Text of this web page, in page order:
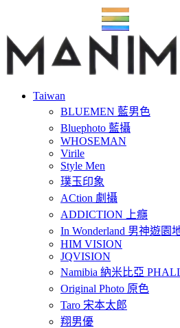
Taiwan
BLUEMEN 藍男色
Bluephoto 藍攝
WHOSEMAN
Virile
Style Men
璞玉印象
ACtion 劇攝
ADDICTION 上癮
In Wonderland 男神遊園
HIM VISION
JQVISION
Namibia 納米比亞
Original Photo 原色
Taro 宋本太郎
翔男優